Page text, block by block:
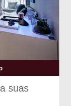
suas